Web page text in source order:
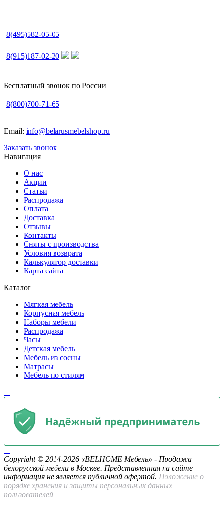
8(495)582-05-05
8(915)187-02-20
Бесплатный звонок по России
8(800)700-71-65
Email: info@belarusmebelshop.ru
Заказать звонок
Навигация
О нас
Акции
Статьи
Распродажа
Оплата
Доставка
Отзывы
Контакты
Сняты с производства
Условия возврата
Калькулятор доставки
Карта сайта
Каталог
Мягкая мебель
Корпусная мебель
Наборы мебели
Распродажа
Часы
Детская мебель
Мебель из сосны
Матрасы
Мебель по стилям
Copyright © 2014-2026 «BELHOME Мебель» - Продажа
белорусской мебели в Москве. Представленная на сайте
информация не является публичной офертой. Положение о
порядке хранения и защиты персональных данных
пользователей